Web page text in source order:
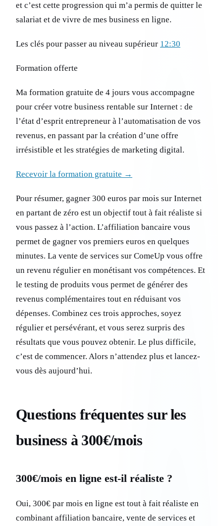
et c’est cette progression qui m’a permis de quitter le
salariat et de vivre de mes business en ligne.
Les clés pour passer au niveau supérieur 12:30
Formation offerte
Ma formation gratuite de 4 jours vous accompagne
pour créer votre business rentable sur Internet : de
l’état d’esprit entrepreneur à l’automatisation de vos
revenus, en passant par la création d’une offre
irrésistible et les stratégies de marketing digital.
Recevoir la formation gratuite →
Pour résumer, gagner 300 euros par mois sur Internet
en partant de zéro est un objectif tout à fait réaliste si
vous passez à l’action. L’affiliation bancaire vous
permet de gagner vos premiers euros en quelques
minutes. La vente de services sur ComeUp vous offre
un revenu régulier en monétisant vos compétences. Et
le testing de produits vous permet de générer des
revenus complémentaires tout en réduisant vos
dépenses. Combinez ces trois approches, soyez
régulier et persévérant, et vous serez surpris des
résultats que vous pouvez obtenir. Le plus difficile,
c’est de commencer. Alors n’attendez plus et lancez-
vous dès aujourd’hui.
Questions fréquentes sur les
business à 300€/mois
300€/mois en ligne est-il réaliste ?
Oui, 300€ par mois en ligne est tout à fait réaliste en
combinant affiliation bancaire, vente de services et